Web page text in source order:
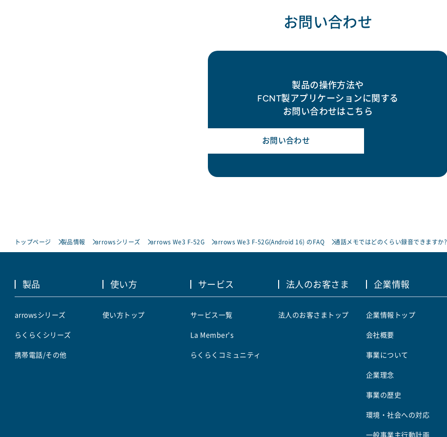
お問い合わせ
製品の操作方法や
FCNT製アプリケーションに関する
お問い合わせはこちら
お問い合わせ
トップページ 製品情報 arrowsシリーズ arrows We3 F-52G arrows We3 F-52G(Android 16) のFAQ 通話メモではどのくらい録音できますか?
製品
arrowsシリーズ
らくらくシリーズ
携帯電話/その他
使い方
使い方トップ
サービス
サービス一覧
La Member's
らくらくコミュニティ
法人のお客さま
法人のお客さまトップ
企業情報
企業情報トップ
会社概要
事業について
企業理念
事業の歴史
環境・社会への対応
一般事業主行動計画